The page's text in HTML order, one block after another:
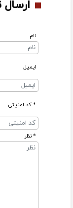
ارسال
نام
ایمیل
* کد امنیتی
* نظر